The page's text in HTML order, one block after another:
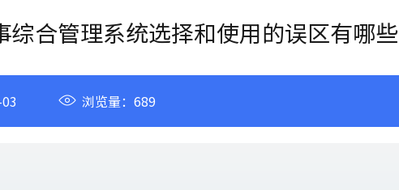
综合管理系统选择和使用的误区有哪些
浏览量：689